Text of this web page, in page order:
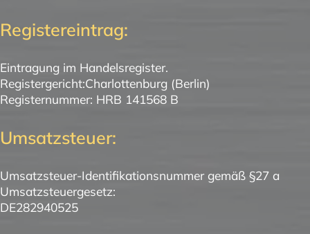
Registereintrag:
Eintragung im Handelsregister.
Registergericht:Charlottenburg (Berlin)
Registernummer: HRB 141568 B
Umsatzsteuer:
Umsatzsteuer-Identifikationsnummer gemäß §27 a
Umsatzsteuergesetz:
DE282940525